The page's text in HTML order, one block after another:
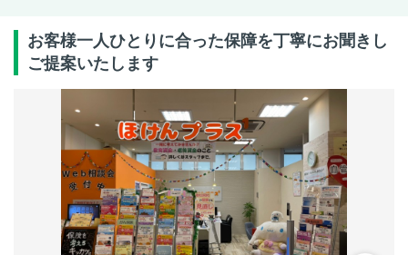
お客様一人ひとりに合った保障を丁寧にお聞きし
ご提案いたします